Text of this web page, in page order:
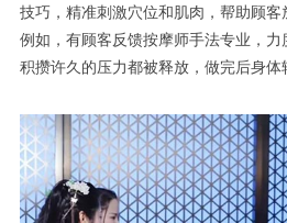
技巧，精准刺激穴位和肌肉，帮助顾客
例如，有顾客反馈按摩师手法专业，
积攒许久的压力都被释放，做完后身体